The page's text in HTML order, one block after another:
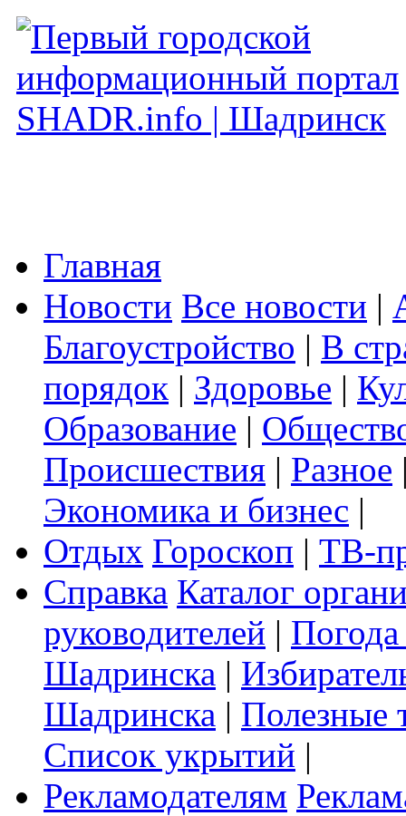
Главная
Новости Все новости |
Благоустройство | В
порядок | Здоровье |
Образование |
Происшествия | Разное
Экономика и бизнес |
Отдых Гороскоп | ТВ-
Справка Каталог
руководителей |
Шадринска |
Шадринска | Полезные
Список укрытий |
Рекламодателям